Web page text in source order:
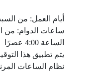
أيام العمل: من
الساعة 4:00 عصرًا
يتم تطبيق هذا
نظام الساعات